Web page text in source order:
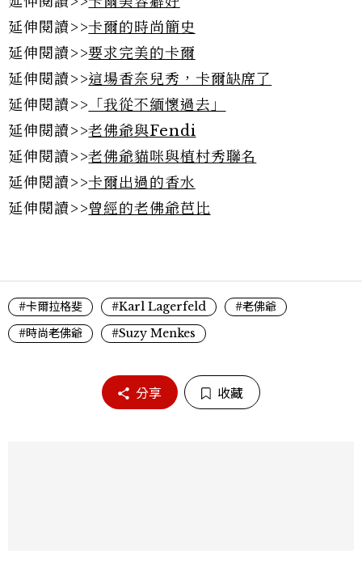
延伸閱讀>>卡爾的時尚簡史
延伸閱讀>>要求完美的卡爾
延伸閱讀>>這場香奈兒秀，卡爾缺席了
延伸閱讀>> 「我從不緬懷過去」
延伸閱讀>>老佛爺與Fendi
延伸閱讀>>老佛爺貓咪與植村秀聯名
延伸閱讀>>卡爾出過的香水
延伸閱讀>>曾經的老佛爺芭比
#卡爾拉格斐 #Karl Lagerfeld
#老佛爺
#時尚老佛爺
#Suzy Menkes
分享 收藏